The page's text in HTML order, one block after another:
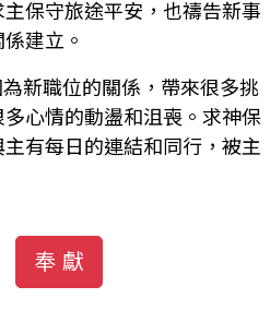
保守旅途平安，也禱告新事
建立。
新職位的關係，帶來很多挑
心情的動盪和沮喪。求神保
有每日的連結和同行，被主
奉 獻